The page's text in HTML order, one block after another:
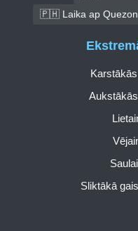
🇵🇭 Laika ap Quezon
Sliktākā